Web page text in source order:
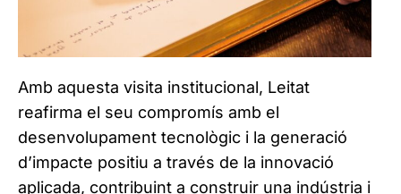
Amb aquesta visita institucional, Leitat
reafirma el seu compromís amb el
desenvolupament tecnològic i la generació
d’impacte positiu a través de la innovació
aplicada, contribuint a construir una indústria i